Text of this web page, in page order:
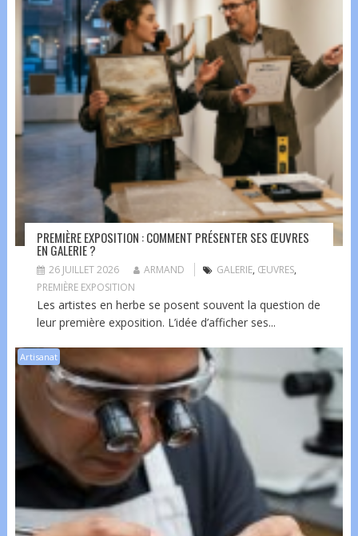
PREMIÈRE EXPOSITION : COMMENT PRÉSENTER SES ŒUVRES
EN GALERIE ?
26 JUILLET 2026 ARMAND GALERIE, ŒUVRES,
PREMIÈRE EXPOSITION
Les artistes en herbe se posent souvent la question de
leur première exposition. L’idée d’afficher ses...
Artisanat